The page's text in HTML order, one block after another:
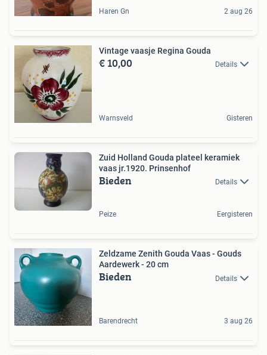
Haren Gn 2 aug 26
Vintage vaasje Regina Gouda
€ 10,00 Details
Warnsveld Gisteren
Zuid Holland Gouda plateel keramiek
vaas jr.1920. Prinsenhof
Bieden Details
Peize Eergisteren
Zeldzame Zenith Gouda Vaas - Gouds
Aardewerk - 20 cm
Bieden Details
Barendrecht 3 aug 26